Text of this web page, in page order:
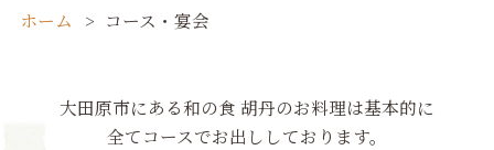
ホーム コース・宴会
大田原市にある和の食 胡丹のお料理は基本的に
全てコースでお出ししております。